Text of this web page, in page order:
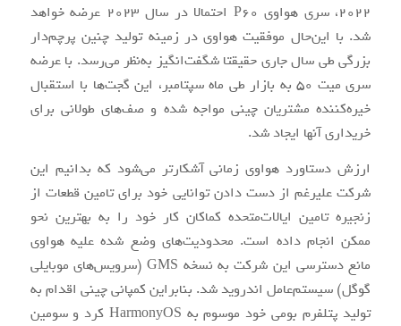
2022، سری هواوی P60 احتمالا در سال 2023 عرضه خواهد
شد. با این‌حال موفقیت هواوی در زمینه تولید چنین پرچم‌دار
بزرگی طی سال جاری حقیقتا شگفت‌انگیز به‌نظر می‌رسد. با عرضه
سری میت 50 به بازار طی ماه سپتامبر، این گجت‌ها با استقبال
خیره‌کننده مشتریان چینی مواجه شده و صف‌های طولانی برای
خریداری آنها ایجاد شد.
ارزش دستاورد هواوی زمانی آشکارتر می‌شود که بدانیم این
شرکت علیرغم از دست دادن توانایی خود برای تامین قطعات از
زنجیره تامین ایالات‌متحده کماکان کار خود را به بهترین نحو
ممکن انجام داده است. محدودیت‌های وضع شده علیه هواوی
مانع دسترسی این شرکت به نسخه GMS (سرویس‌های موبایلی
گوگل) سیستم‌عامل اندروید شد. بنابراین کمپانی چینی اقدام به
تولید پتلفرم بومی خود موسوم به HarmonyOS کرد و سومین